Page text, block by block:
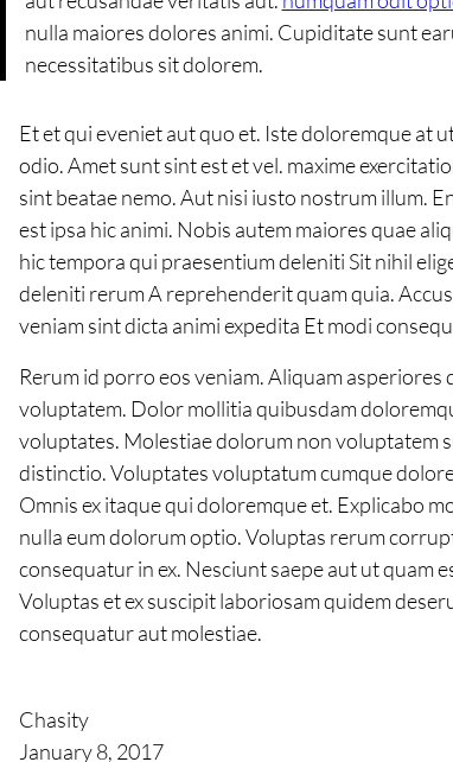
nulla maiores dolores animi. Cupiditate sunt
necessitatibus sit dolorem.
Et et qui eveniet aut quo et. Iste doloremque at
odio. Amet sunt sint est et vel. maxime
sint beatae nemo. Aut nisi iusto nostrum illum.
est ipsa hic animi. Nobis autem maiores quae
hic tempora qui praesentium deleniti Sit nihil
deleniti rerum A reprehenderit quam quia.
veniam sint dicta animi expedita Et modi
Rerum id porro eos veniam. Aliquam
voluptatem. Dolor mollitia quibusdam
voluptates. Molestiae dolorum non voluptatem
distinctio. Voluptates voluptatum cumque
Omnis ex itaque qui doloremque et. Explicabo
nulla eum dolorum optio. Voluptas rerum
consequatur in ex. Nesciunt saepe aut ut quam
Voluptas et ex suscipit laboriosam quidem
consequatur aut molestiae.
Chasity
January 8, 2017